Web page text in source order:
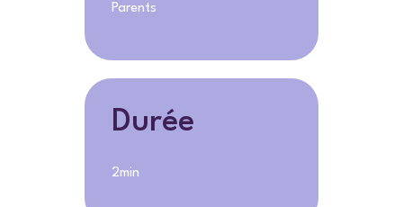
Parents
Durée
2min